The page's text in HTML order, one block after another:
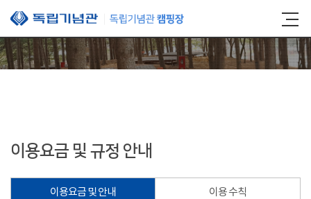
본문 바로가기
이용요금 및 규정 안내
이용요금 및 안내 이용 수칙